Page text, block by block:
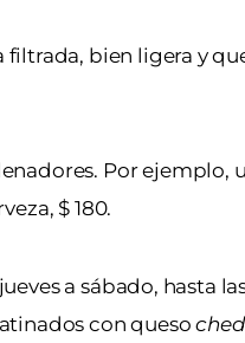
bien ligera y
Por ejemplo,
$ 180.
a sábado, hasta
con queso